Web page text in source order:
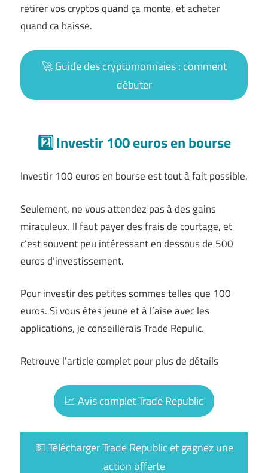
retirer vos cryptos quand ça monte, et acheter
quand ca baisse.
🚀 Guide des cryptomonnaies : comment
débuter
2️⃣ Investir 100 euros en bourse
Investir 100 euros en bourse est tout à fait possible.
Seulement, ne vous attendez pas à des gains
miraculeux. Il faut payer des frais de courtage, et
c’est souvent peu intéressant en dessous de 500
euros d’investissement.
Pour investir des petites sommes telles que 100
euros. Si vous êtes jeune et à l’aise avec les
applications, je conseillerais Trade Repulic.
Retrouve l’article complet pour plus de détails
📈 Avis complet Trade Republic
💵 Télécharger Trade Republic et gagnez une
action offerte